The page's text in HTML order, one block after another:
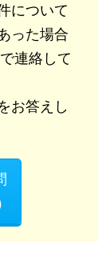
について
った場合
連絡して
お答えし